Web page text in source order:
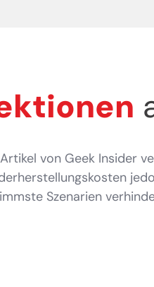
von Geek Insider
Szenarien